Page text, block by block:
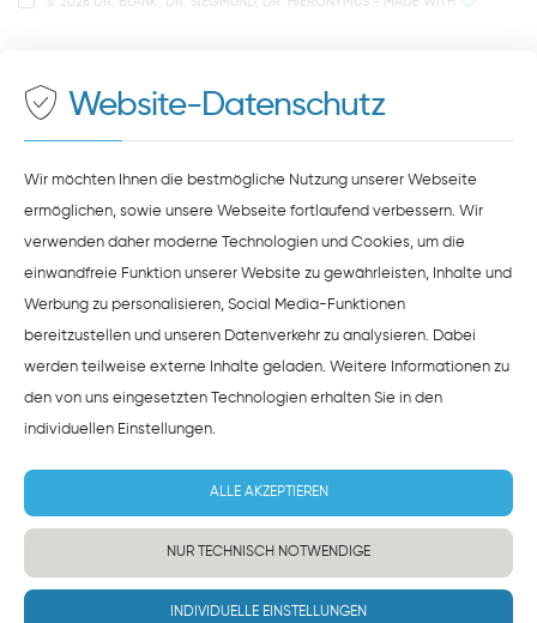
zustimmen.
ZUSTIMMEN
HINWEISE ZUM DATENSCHUTZ
Website-Datenschutz
Wir möchten Ihnen die bestmögliche Nutzung unserer Webseite
ermöglichen, sowie unsere Webseite fortlaufend verbessern. Wir
verwenden daher moderne Technologien und Cookies, um die
einwandfreie Funktion unserer Website zu gewährleisten, Inhalte und
Werbung zu personalisieren, Social Media-Funktionen
bereitzustellen und unseren Datenverkehr zu analysieren. Dabei
werden teilweise externe Inhalte geladen. Weitere Informationen zu
den von uns eingesetzten Technologien erhalten Sie in den
individuellen Einstellungen.
ALLE AKZEPTIEREN
NUR TECHNISCH NOTWENDIGE
INDIVIDUELLE EINSTELLUNGEN